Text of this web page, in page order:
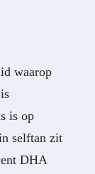
waarop
is op
selftan zit
DHA